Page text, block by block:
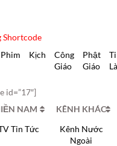
Shortcode
Phim Kịch
Công
Giáo
Phật
Giáo
id=”17″]
NAM
KÊNH KHÁC
Tin Tức
Kênh Nước
Ngoài